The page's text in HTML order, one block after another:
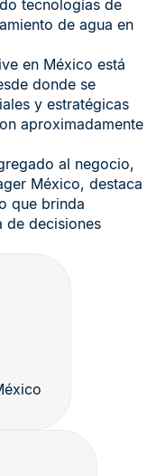
tecnologías de
de agua en
en México está
donde se
y estratégicas
aproximadamente
al negocio,
México, destaca
que brinda
de decisiones